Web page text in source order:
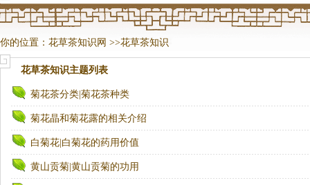
你的位置： 花草茶知识网 >>花草茶知识
花草茶知识主题列表
菊花茶分类|菊花茶种类
菊花晶和菊花露的相关介绍
白菊花|白菊花的药用价值
黄山贡菊|黄山贡菊的功用